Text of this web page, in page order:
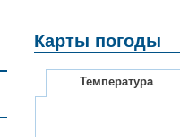
Карты погоды
Температура